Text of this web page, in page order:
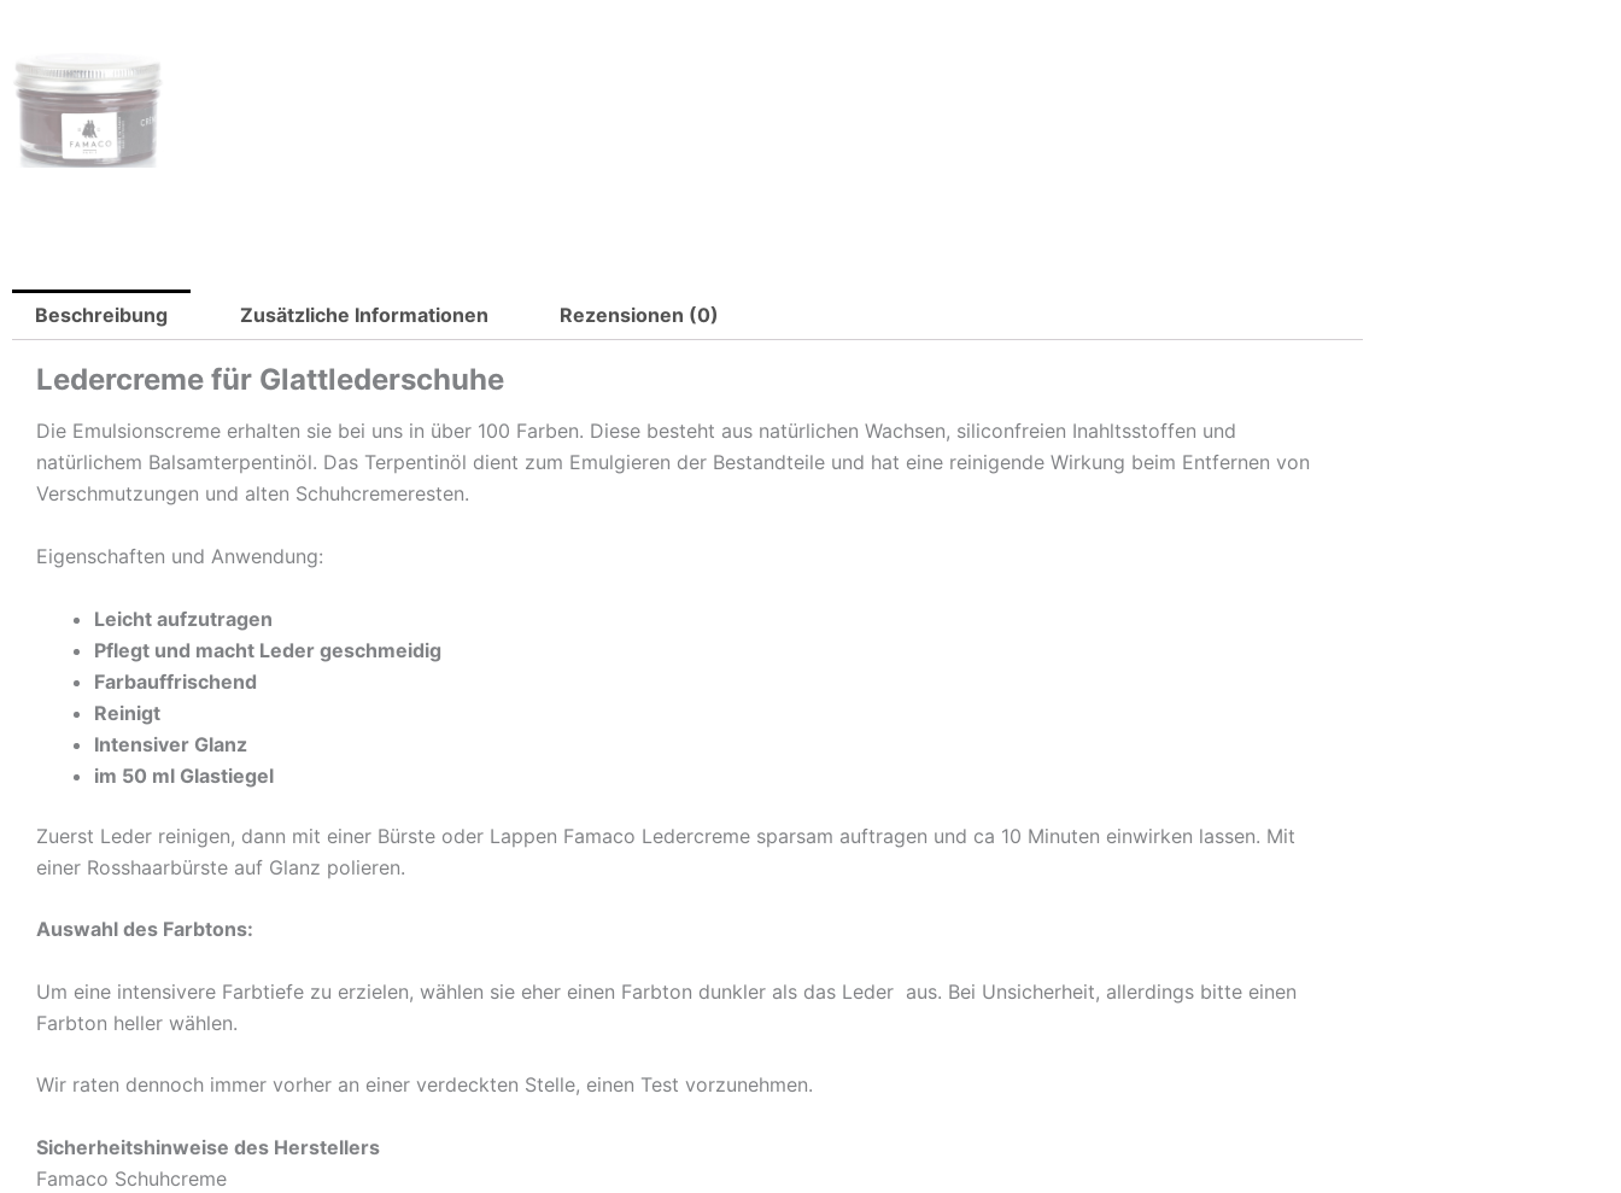
Beschreibung Zusätzliche Informationen Rezensionen (0)
Ledercreme für Glattlederschuhe
Die Emulsionscreme erhalten sie bei uns in über 100 Farben. Diese besteht aus natürlichen Wachsen, siliconfreien Inahltsstoffen und
natürlichem Balsamterpentinöl. Das Terpentinöl dient zum Emulgieren der Bestandteile und hat eine reinigende Wirkung beim Entfernen von
Verschmutzungen und alten Schuhcremeresten.
Eigenschaften und Anwendung:
Leicht aufzutragen
Pflegt und macht Leder geschmeidig
Farbauffrischend
Reinigt
Intensiver Glanz
im 50 ml Glastiegel
Zuerst Leder reinigen, dann mit einer Bürste oder Lappen Famaco Ledercreme sparsam auftragen und ca 10 Minuten einwirken lassen. Mit
einer Rosshaarbürste auf Glanz polieren.
Auswahl des Farbtons:
Um eine intensivere Farbtiefe zu erzielen, wählen sie eher einen Farbton dunkler als das Leder aus. Bei Unsicherheit, allerdings bitte einen
Farbton heller wählen.
Wir raten dennoch immer vorher an einer verdeckten Stelle, einen Test vorzunehmen.
Sicherheitshinweise des Herstellers
Famaco Schuhcreme